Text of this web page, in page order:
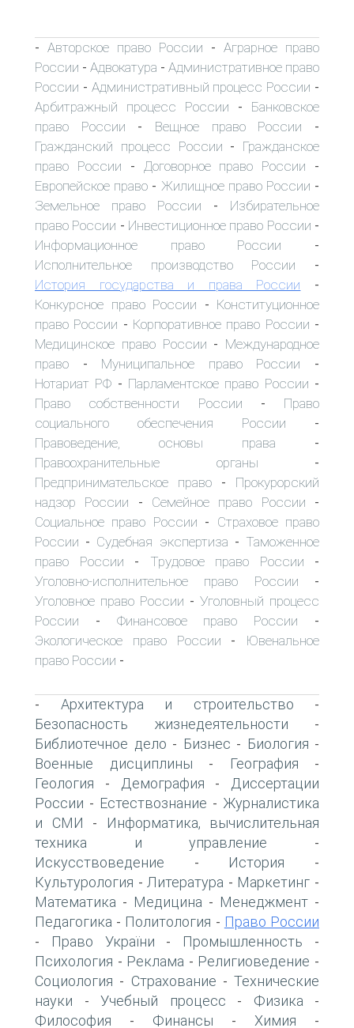
- Авторское право России - Аграрное право
России - Адвокатура - Административное право
России - Административный процесс России -
Арбитражный процесс России - Банковское
право России - Вещное право России -
Гражданский процесс России - Гражданское
право России - Договорное право России -
Европейское право - Жилищное право России -
Земельное право России - Избирательное
право России - Инвестиционное право России -
Информационное право России -
Исполнительное производство России -
История государства и права России -
Конкурсное право России - Конституционное
право России - Корпоративное право России -
Медицинское право России - Международное
право - Муниципальное право России -
Нотариат РФ - Парламентское право России -
Право собственности России - Право
социального обеспечения России -
Правоведение, основы права -
Правоохранительные органы -
Предпринимательское право - Прокурорский
надзор России - Семейное право России -
Социальное право России - Страховое право
России - Судебная экспертиза - Таможенное
право России - Трудовое право России -
Уголовно-исполнительное право России -
Уголовное право России - Уголовный процесс
России - Финансовое право России -
Экологическое право России -
Ювенальное
право России -
- Архитектура и строительство -
Безопасность жизнедеятельности -
Библиотечное дело - Бизнес - Биология -
Военные дисциплины - География -
Геология - Демография -
Диссертации
России - Естествознание - Журналистика
и СМИ -
Информатика, вычислительная
техника и управление -
Искусствоведение - История -
Культурология -Литература - Маркетинг -
Математика - Медицина - Менеджмент -
Педагогика - Политология - Право России
- Право України - Промышленность -
Психология - Реклама - Религиоведение -
Социология - Страхование - Технические
науки - Учебный процесс - Физика -
Философия - Финансы - Химия -